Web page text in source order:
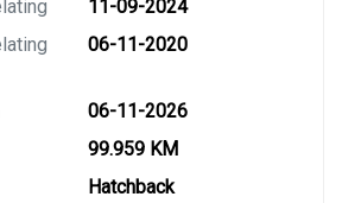
11-09-2024
06-11-2020
06-11-2026
99.959 KM
Hatchback